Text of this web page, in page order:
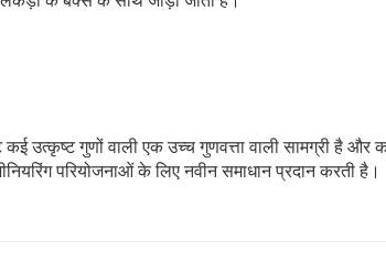
कई उत्कृष्ट गुणों वाली एक उच्च गुणवत्ता वाली सामग्री है
परियोजनाओं के लिए नवीन समाधान प्रदान करती है।